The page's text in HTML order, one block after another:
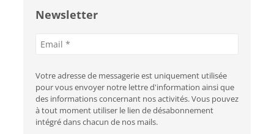
Newsletter
Adresse
mail
Votre adresse de messagerie est uniquement utilisée
pour vous envoyer notre lettre d'information ainsi que
des informations concernant nos activités. Vous pouvez
à tout moment utiliser le lien de désabonnement
intégré dans chacun de nos mails.